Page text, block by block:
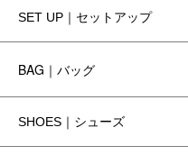
SET UP｜セットアップ
BAG｜バッグ
SHOES｜シューズ